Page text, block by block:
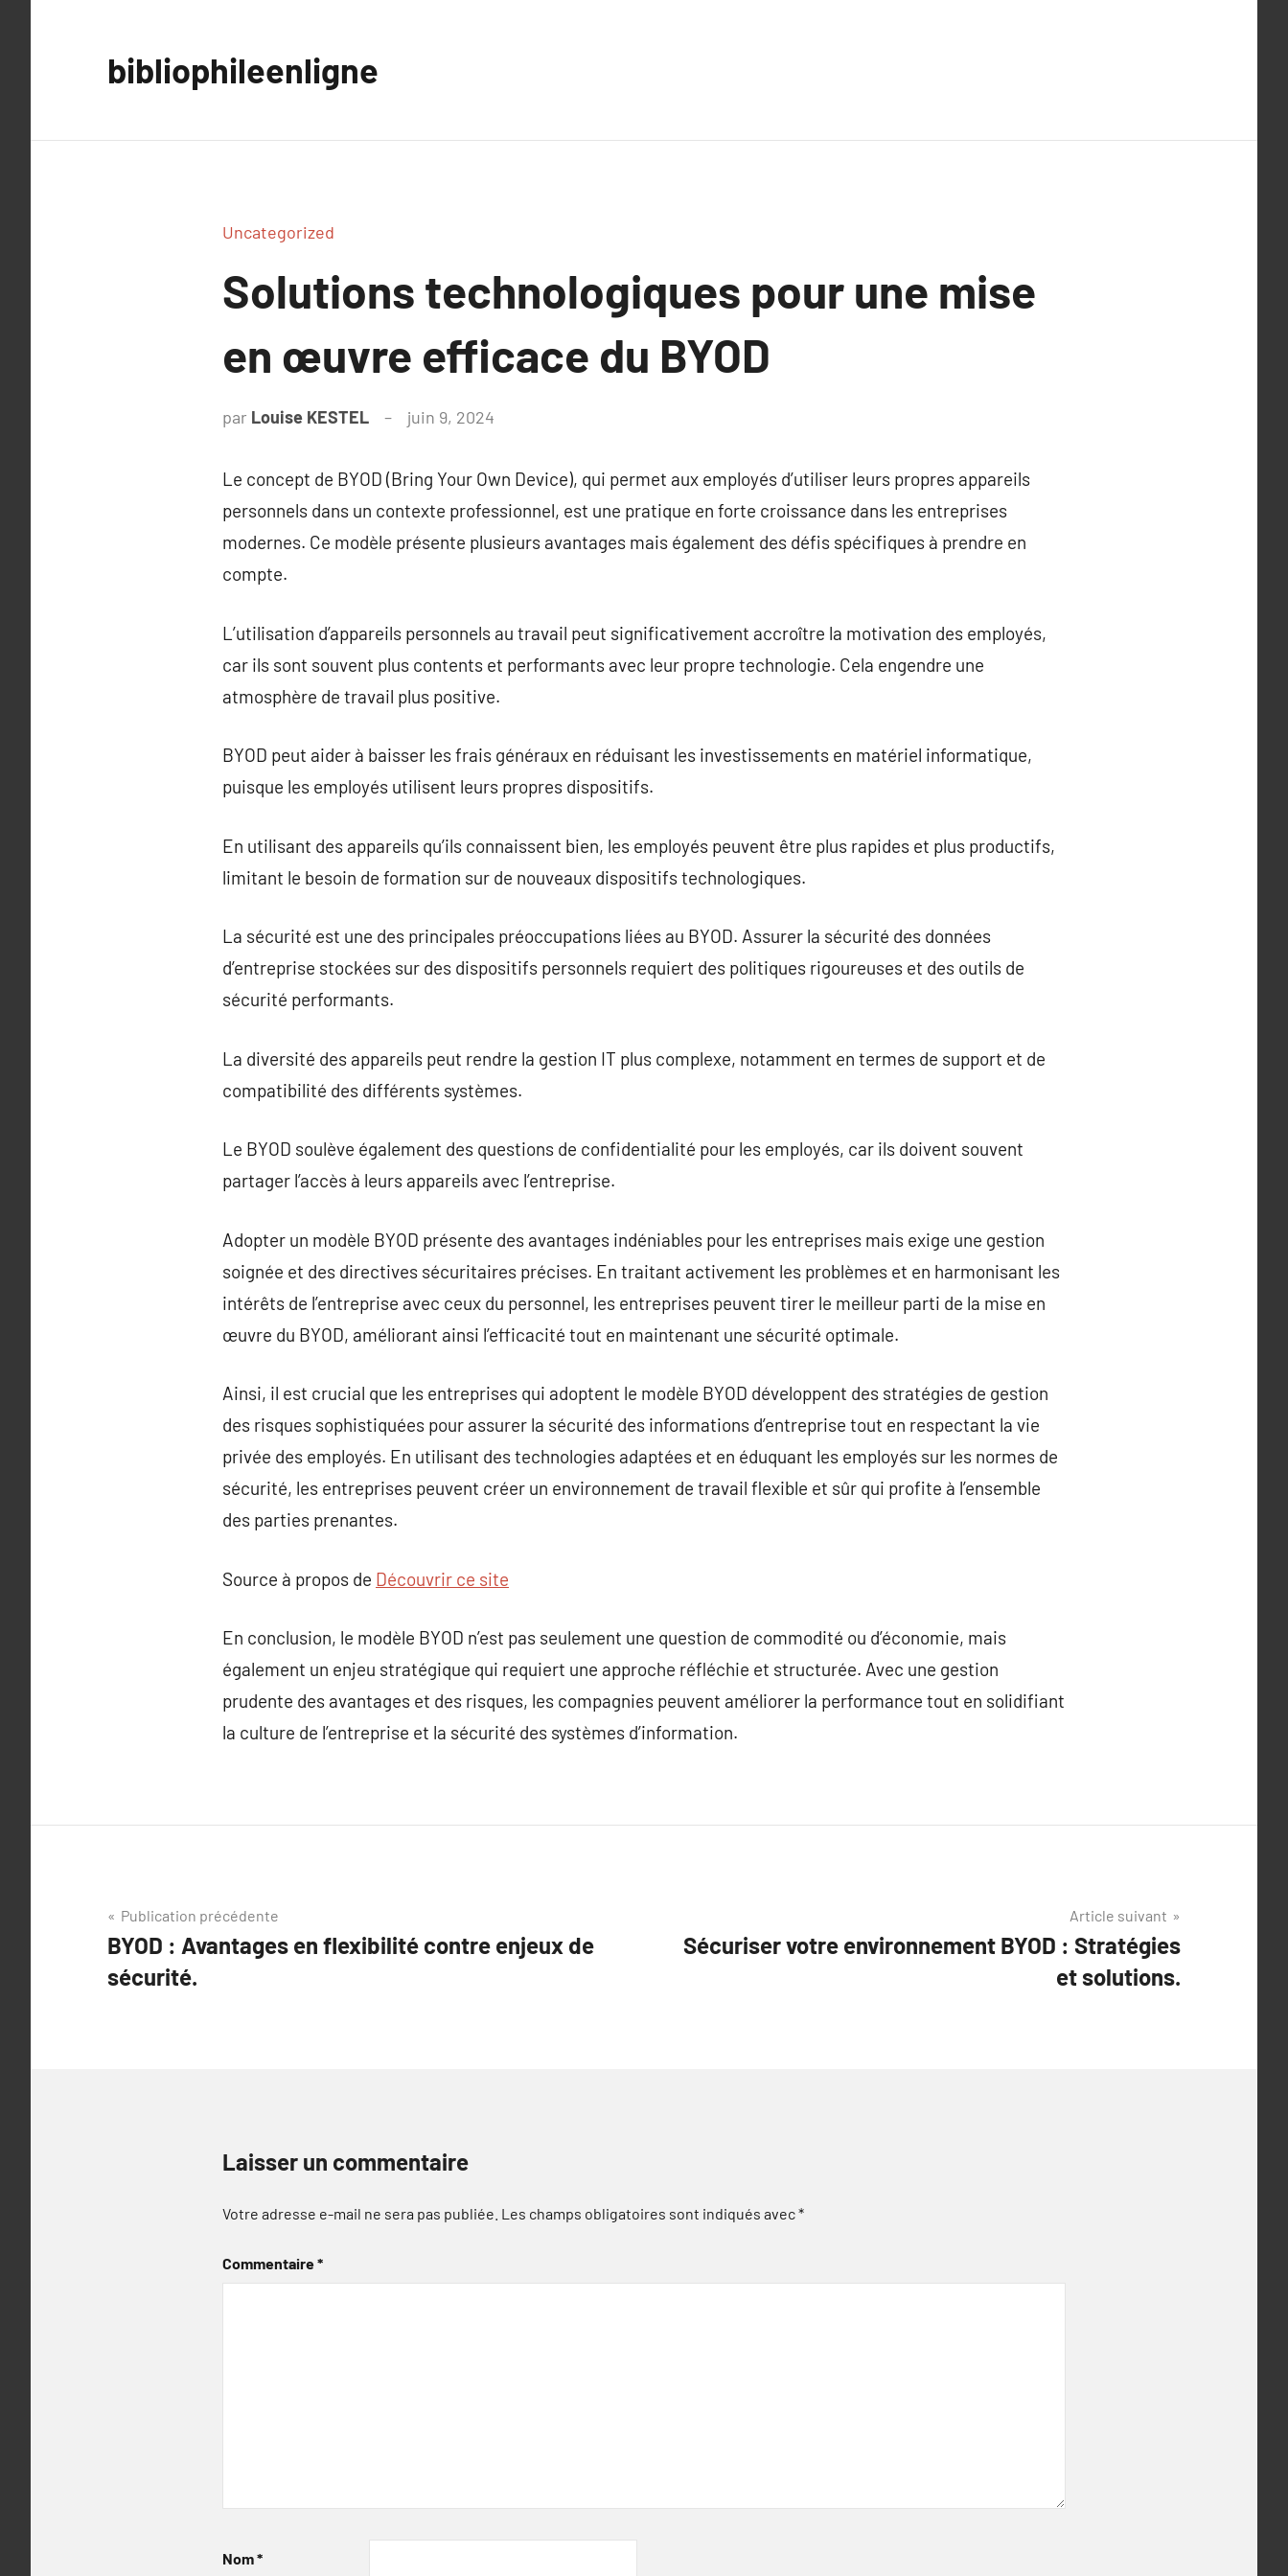
bibliophileenligne
Uncategorized
Solutions technologiques pour une mise
en œuvre efficace du BYOD
par Louise KESTEL juin 9, 2024
Le concept de BYOD (Bring Your Own Device), qui permet aux employés d’utiliser leurs propres appareils
personnels dans un contexte professionnel, est une pratique en forte croissance dans les entreprises
modernes. Ce modèle présente plusieurs avantages mais également des défis spécifiques à prendre en
compte.
L’utilisation d’appareils personnels au travail peut significativement accroître la motivation des employés,
car ils sont souvent plus contents et performants avec leur propre technologie. Cela engendre une
atmosphère de travail plus positive.
BYOD peut aider à baisser les frais généraux en réduisant les investissements en matériel informatique,
puisque les employés utilisent leurs propres dispositifs.
En utilisant des appareils qu’ils connaissent bien, les employés peuvent être plus rapides et plus productifs,
limitant le besoin de formation sur de nouveaux dispositifs technologiques.
La sécurité est une des principales préoccupations liées au BYOD. Assurer la sécurité des données
d’entreprise stockées sur des dispositifs personnels requiert des politiques rigoureuses et des outils de
sécurité performants.
La diversité des appareils peut rendre la gestion IT plus complexe, notamment en termes de support et de
compatibilité des différents systèmes.
Le BYOD soulève également des questions de confidentialité pour les employés, car ils doivent souvent
partager l’accès à leurs appareils avec l’entreprise.
Adopter un modèle BYOD présente des avantages indéniables pour les entreprises mais exige une gestion
soignée et des directives sécuritaires précises. En traitant activement les problèmes et en harmonisant les
intérêts de l’entreprise avec ceux du personnel, les entreprises peuvent tirer le meilleur parti de la mise en
œuvre du BYOD, améliorant ainsi l’efficacité tout en maintenant une sécurité optimale.
Ainsi, il est crucial que les entreprises qui adoptent le modèle BYOD développent des stratégies de gestion
des risques sophistiquées pour assurer la sécurité des informations d’entreprise tout en respectant la vie
privée des employés. En utilisant des technologies adaptées et en éduquant les employés sur les normes de
sécurité, les entreprises peuvent créer un environnement de travail flexible et sûr qui profite à l’ensemble
des parties prenantes.
Source à propos de Découvrir ce site
En conclusion, le modèle BYOD n’est pas seulement une question de commodité ou d’économie, mais
également un enjeu stratégique qui requiert une approche réfléchie et structurée. Avec une gestion
prudente des avantages et des risques, les compagnies peuvent améliorer la performance tout en solidifiant
la culture de l’entreprise et la sécurité des systèmes d’information.
Navigation
de
l’article
Publication précédente
BYOD : Avantages en flexibilité contre enjeux de
sécurité.
Article suivant
Sécuriser votre environnement BYOD : Stratégies
et solutions.
Laisser un commentaire
Votre adresse e-mail ne sera pas publiée. Les champs obligatoires sont indiqués avec*
Commentaire*
Nom*